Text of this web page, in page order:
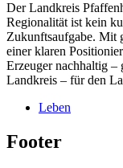
Der Landkreis
Regionalität ist kein
Zukunftsaufgabe. Mit
einer klaren
Erzeuger nachhaltig –
Landkreis – für den
Leben
Footer